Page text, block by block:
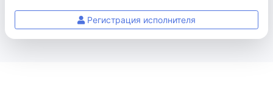
Регистрация исполнителя